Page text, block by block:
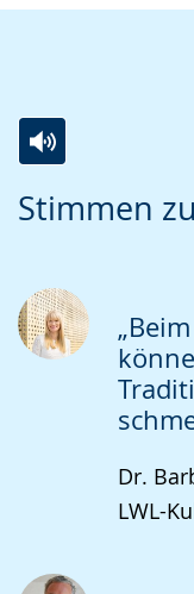
Stimmen
Leichten
wechseln.
Audio-
Video
Deutscher
Gebärdensprache
wird
Dr.
LWL-